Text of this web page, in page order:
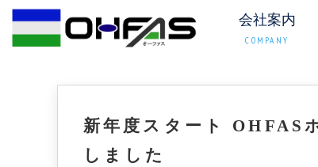
会社案内
COMPANY
新年度スタート OHFAS
しました